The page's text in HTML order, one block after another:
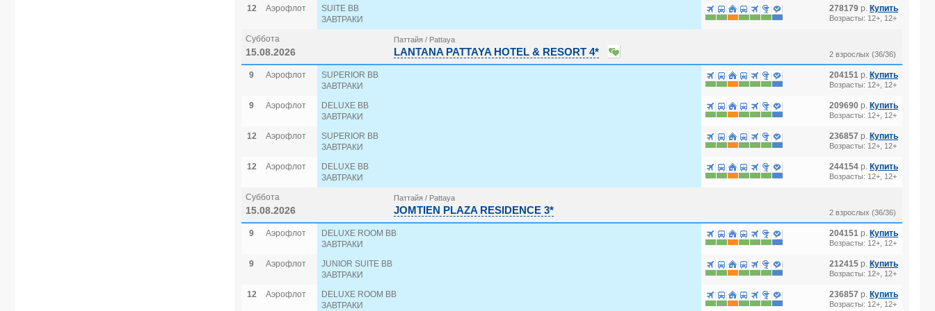
U JOMTIEN PATTAYA 4*
UNIQUE REGENCY HOTEL 3*
VAREENA PALACE HOTEL 3*
12 Аэрофлот
SUITE BB
ЗАВТРАКИ
278179 р. Купить
Возрасты: 12+, 12+
Суббота
15.08.2026
Паттайя / Pattaya
LANTANA PATTAYA HOTEL & RESORT 4* 2 взрослых (36/36)
9 Аэрофлот
SUPERIOR BB
ЗАВТРАКИ
204151 р. Купить
Возрасты: 12+, 12+
9 Аэрофлот
DELUXE BB
ЗАВТРАКИ
209690 р. Купить
Возрасты: 12+, 12+
12 Аэрофлот
SUPERIOR BB
ЗАВТРАКИ
236857 р. Купить
Возрасты: 12+, 12+
12 Аэрофлот
DELUXE BB
ЗАВТРАКИ
244154 р. Купить
Возрасты: 12+, 12+
Суббота
15.08.2026
Паттайя / Pattaya
JOMTIEN PLAZA RESIDENCE 3* 2 взрослых (36/36)
9 Аэрофлот
DELUXE ROOM BB
ЗАВТРАКИ
204151 р. Купить
Возрасты: 12+, 12+
9 Аэрофлот
JUNIOR SUITE BB
ЗАВТРАКИ
212415 р. Купить
Возрасты: 12+, 12+
12 Аэрофлот
DELUXE ROOM BB
ЗАВТРАКИ
236857 р. Купить
Возрасты: 12+, 12+